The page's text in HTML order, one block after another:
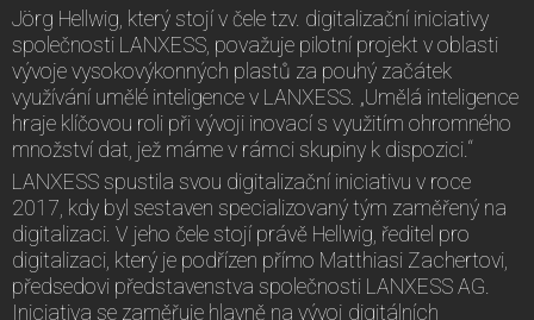
Jörg Hellwig, který stojí v čele tzv. digitalizační iniciativy
společnosti LANXESS, považuje pilotní projekt v oblasti
vývoje vysokovýkonných plastů za pouhý začátek
využívání umělé inteligence v LANXESS. „Umělá inteligence
hraje klíčovou roli při vývoji inovací s využitím ohromného
množství dat, jež máme v rámci skupiny k dispozici.“
LANXESS spustila svou digitalizační iniciativu v roce
2017, kdy byl sestaven specializovaný tým zaměřený na
digitalizaci. V jeho čele stojí právě Hellwig, ředitel pro
digitalizaci, který je podřízen přímo Matthiasi Zachertovi,
předsedovi představenstva společnosti LANXESS AG.
Iniciativa se zaměřuje hlavně na vývoj digitálních